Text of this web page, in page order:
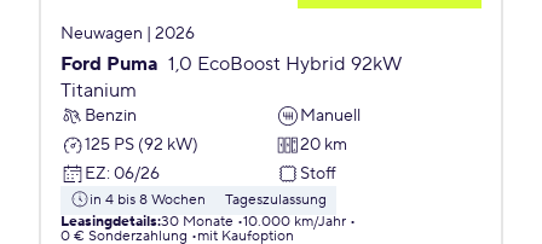
Neuwagen | 2026
Ford Puma 1,0 EcoBoost Hybrid 92kW
Titanium
Benzin
Manuell
125 PS (92 kW)
20 km
EZ: 06/26 Stoff
in 4 bis 8 Wochen
Tageszulassung
Leasingdetails:30 Monate 10.000 km/Jahr
0 € Sonderzahlung
mit Kaufoption